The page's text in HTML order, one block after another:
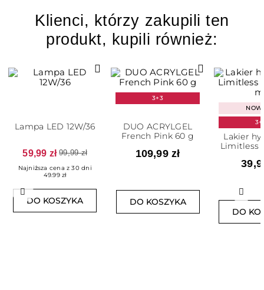
Klienci, którzy zakupili ten
produkt, kupili również:
Poprzedni
Lampa LED 12W/36
59,99 zł 99,99 zł
Najniższa cena z 30 dni
49.99 zł
DO KOSZYKA
3+3
DUO ACRYLGEL
French Pink 60 g
109,99 zł
DO KOSZYKA
Lakier
Limitless
DO